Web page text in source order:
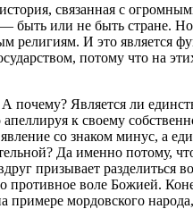
связанная с
быть или не быть стране.
религиям. И это является
потому что на
почему? Является ли
апеллируя к своему
со знаком минус, а
Да именно потому,
призывает
противное воле Божией.
примере мордовского